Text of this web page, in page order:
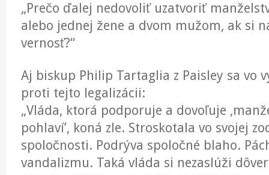
„Prečo ďalej nedovoliť uzatvoriť
alebo jednej žene a dvom mužom, ak si
vernosť?“
Aj biskup Philip Tartaglia z Paisley sa vo
proti tejto legalizácii:
„Vláda, ktorá podporuje a dovoľuje
pohlaví’, koná zle. Stroskotala vo svojej
spoločnosti. Podrýva spoločné blaho.
vandalizmu. Taká vláda si nezaslúži